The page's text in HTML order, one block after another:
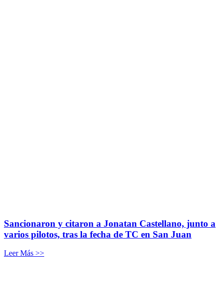
Sancionaron y citaron a Jonatan Castellano, junto a
varios pilotos, tras la fecha de TC en San Juan
Leer Más >>